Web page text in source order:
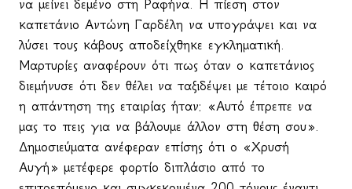
να μείνει δεμένο στη Ραφήνα. Η πίεση στον
καπετάνιο Αντώνη Γαρδέλη να υπογράψει και να
λύσει τους κάβους αποδείχθηκε εγκληματική.
Μαρτυρίες αναφέρουν ότι πως όταν ο καπετάνιος
διεμήνυσε ότι δεν θέλει να ταξιδέψει με τέτοιο καιρό
η απάντηση της εταιρίας ήταν: «Αυτό έπρεπε να
μας το πεις για να βάλουμε άλλον στη θέση σου».
Δημοσιεύματα ανέφεραν επίσης ότι ο «Χρυσή
Αυγή» μετέφερε φορτίο διπλάσιο από το